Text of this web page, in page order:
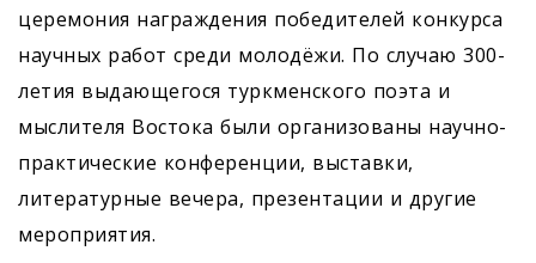
церемония награждения победителей конкурса
научных работ среди молодёжи. По случаю 300-
летия выдающегося туркменского поэта и
мыслителя Востока были организованы научно-
практические конференции, выставки,
литературные вечера, презентации и другие
мероприятия.